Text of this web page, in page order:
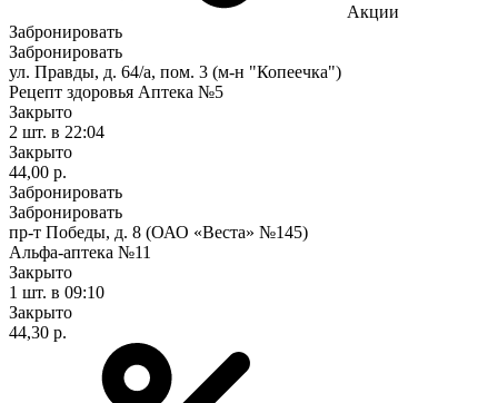
Акции
Забронировать
Забронировать
ул. Правды, д. 64/а, пом. 3 (м-н "Копеечка")
Рецепт здоровья Аптека №5
Закрыто
2 шт. в 22:04
Закрыто
44,00 р.
Забронировать
Забронировать
пр-т Победы, д. 8 (ОАО «Веста» №145)
Альфа-аптека №11
Закрыто
1 шт. в 09:10
Закрыто
44,30 р.